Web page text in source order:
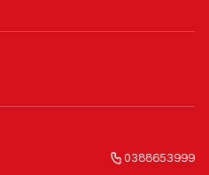
0388653999